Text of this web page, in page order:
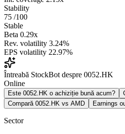
Stability
75 /100
Stable
Beta 0.29x
Rev. volatility 3.24%
EPS volatility 22.97%
Întreabă StockBot despre 0052.HK
Online
Este 0052.HK o achiziție bună acum?
Compară 0052.HK vs AMD
Earnings
Sector